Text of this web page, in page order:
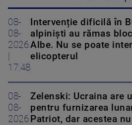
08-
08-
2026
17:48
Intervenție dificilă în
alpiniști au rămas
Albe. Nu se poate
elicopterul
08-
08-
2026
Zelenski: Ucraina are
pentru furnizarea
Patriot, dar acestea